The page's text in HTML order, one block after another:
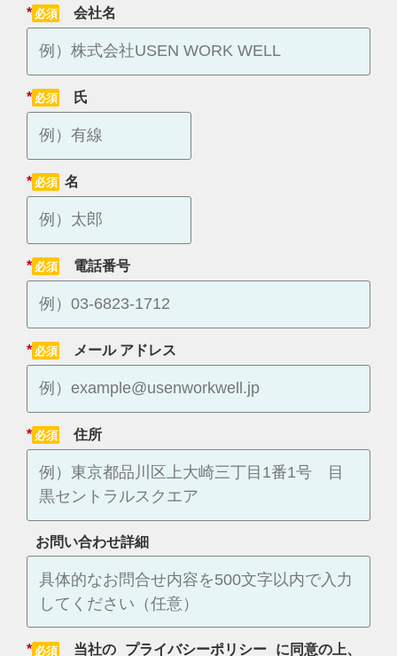
* 会社名
* 氏
* 名
* 電話番号
* メール アドレス
* 住所
お問い合わせ詳細
* 当社の プライバシーポリシー
に同意の上、